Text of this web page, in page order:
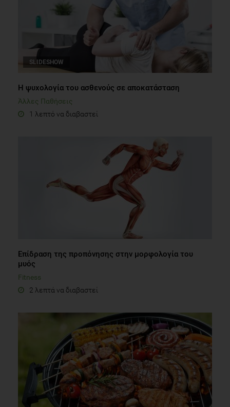
SLIDESHOW
Η ψυχολογία του ασθενούς σε αποκατάσταση
Άλλες Παθήσεις
1 λεπτό να διαβαστεί
Επίδραση της προπόνησης στην μορφολογία του
μυός
Fitness
2 λεπτά να διαβαστεί